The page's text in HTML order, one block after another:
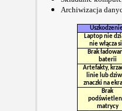
Archiwizacja
Laptop nie
nie włącza
Brak
baterii
Artefakty,
linie lub
znaczki na
Brak
matrycy